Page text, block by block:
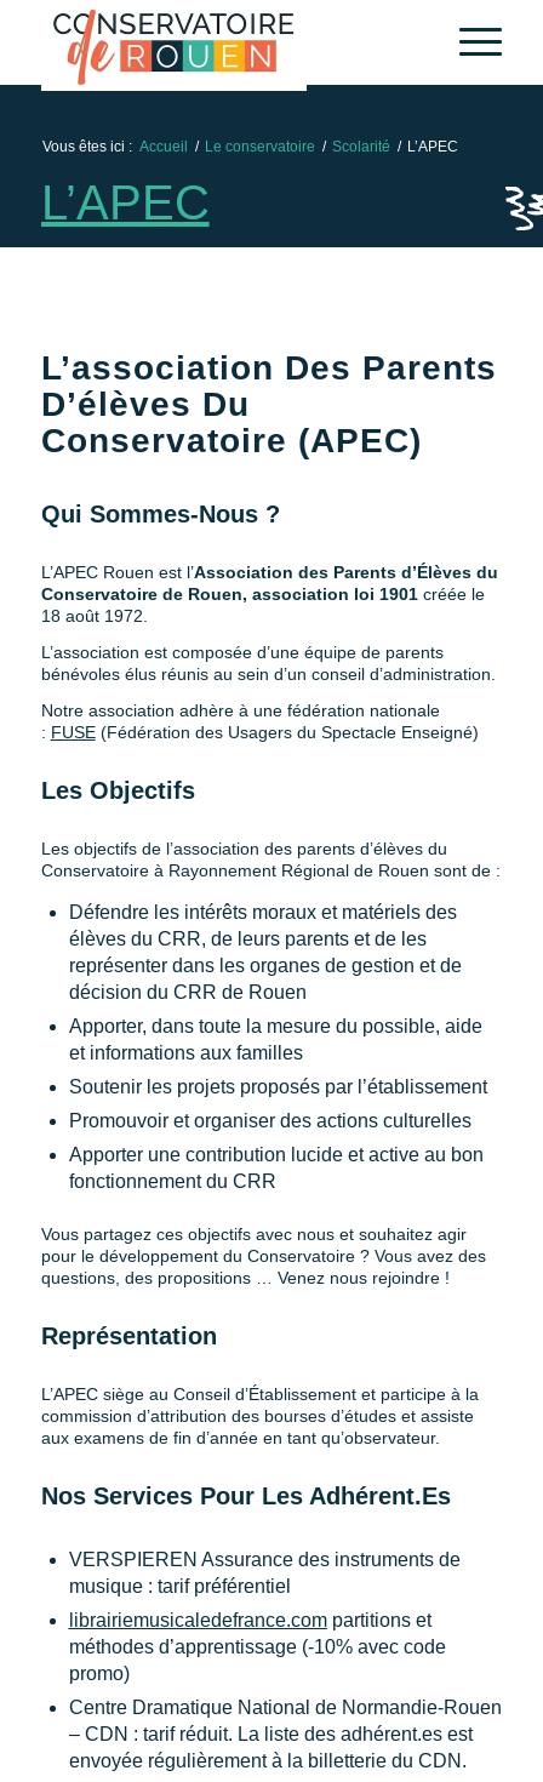
L’APEC
Vous êtes ici : Accueil / Le conservatoire / Scolarité / L’APEC
L’association Des Parents
D’élèves Du
Conservatoire (APEC)
Qui Sommes-Nous ?
L’APEC Rouen est l’Association des Parents d’Élèves du
Conservatoire de Rouen, association loi 1901créée le
18 août 1972.
L’association est composée d’une équipe de parents
bénévoles élus réunis au sein d’un conseil d’administration.
Notre association adhère à une fédération nationale
: FUSE(Fédération des Usagers du Spectacle Enseigné)
Les Objectifs
Les objectifs de l’association des parents d’élèves du
Conservatoire à Rayonnement Régional de Rouen sont de :
Défendre les intérêts moraux et matériels des
élèves du CRR, de leurs parents et de les
représenter dans les organes de gestion et de
décision du CRR de Rouen
Apporter, dans toute la mesure du possible, aide
et informations aux familles
Soutenir les projets proposés par l’établissement
Promouvoir et organiser des actions culturelles
Apporter une contribution lucide et active au bon
fonctionnement du CRR
Vous partagez ces objectifs avec nous et souhaitez agir
pour le développement du Conservatoire ? Vous avez des
questions, des propositions … Venez nous rejoindre !
Représentation
L’APEC siège au Conseil d’Établissement et participe à la
commission d’attribution des bourses d’études et assiste
aux examens de fin d’année en tant qu’observateur.
Nos Services Pour Les Adhérent.es
VERSPIEREN Assurance des instruments de
musique : tarif préférentiel
librairiemusicaledefrance.compartitions et
méthodes d’apprentissage (-10% avec code
promo)
Centre Dramatique National de Normandie-Rouen
– CDN : tarif réduit. La liste des adhérent.es est
envoyée régulièrement à la billetterie du CDN.